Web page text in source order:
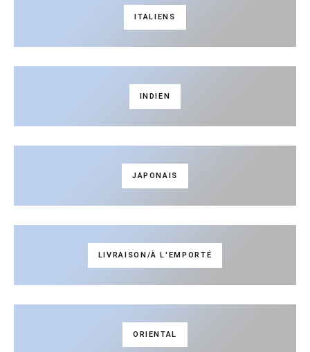
ITALIENS
INDIEN
JAPONAIS
LIVRAISON/À L'EMPORTÉ
ORIENTAL